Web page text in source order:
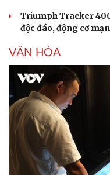
Văn hóa
Sân khấu - Điện ảnh
Văn học
Âm nhạc
Triumph Tracker
độc đáo, động cơ
VĂN HÓA